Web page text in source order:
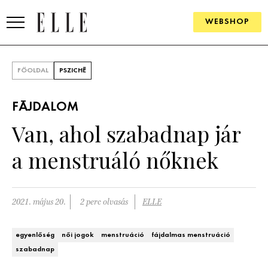
WEBSHOP
SZÉPSÉG
PSZICHÉ
ÉLETMÓD
FŐOLDAL PSZICHÉ
FÁJDALOM
Van, ahol szabadnap jár
a menstruáló nőknek
2021. május 20. 2 perc olvasás ELLE
egyenlőség női jogok menstruáció
fájdalmas menstruáció
szabadnap